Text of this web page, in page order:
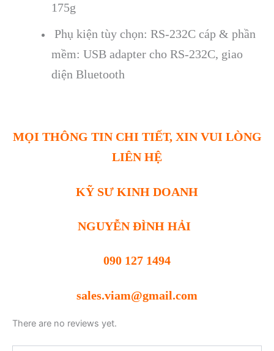
175g
Phụ kiện tùy chọn: RS-232C cáp & phần
mềm: USB adapter cho RS-232C, giao
diện Bluetooth
MỌI THÔNG TIN CHI TIẾT, XIN VUI LÒNG
LIÊN HỆ
KỸ SƯ KINH DOANH
NGUYỄN ĐÌNH HẢI
090 127 1494
sales.viam@gmail.com
There are no reviews yet.